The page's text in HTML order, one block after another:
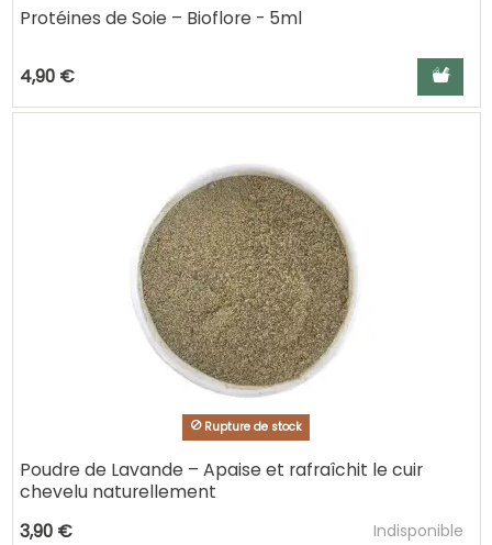
Protéines de Soie – Bioflore - 5ml
4,90 € Ajouter
Rupture de stock
Poudre de Lavande – Apaise et rafraîchit le cuir
chevelu naturellement
3,90 €
Indisponible
Ajouter au